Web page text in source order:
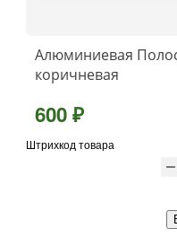
Алюминиевая
коричневая
600 ₽
Штрихкод товара